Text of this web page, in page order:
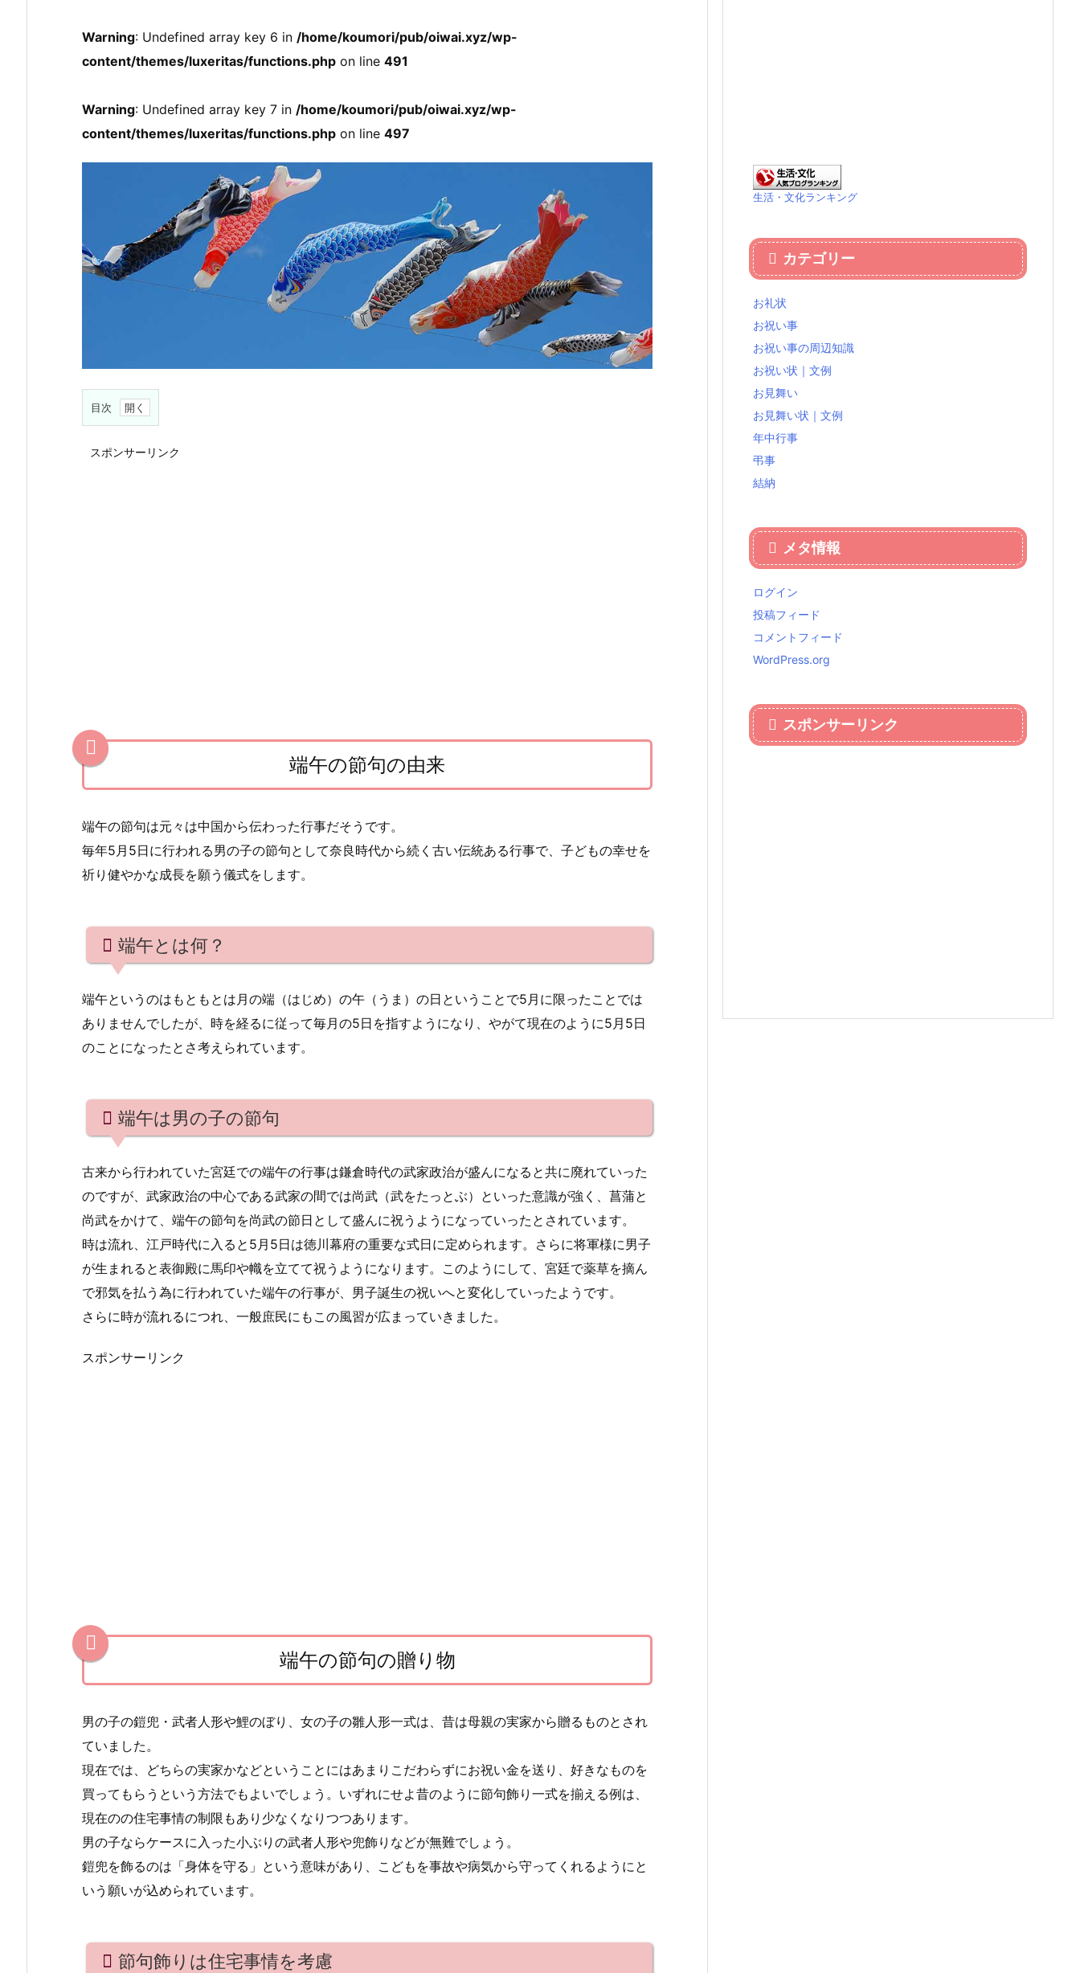
Warning: Undefined array key 6 in /home/koumori/pub/oiwai.xyz/wp-
content/themes/luxeritas/functions.php on line 491
Warning: Undefined array key 7 in /home/koumori/pub/oiwai.xyz/wp-
content/themes/luxeritas/functions.php on line 497
目次
1.
端
と
何？
1.
2.
端
男
の
の
端
午
の
節
句
の
贈
り
物
1.
現
金
や
商
品
券
を
贈
て
も
スポンサーリンク
端午の節句の由来
端午の節句は元々は中国から伝わった行事だそうです。
毎年5月5日に行われる男の子の節句として奈良時代から続く古い伝統ある行事で、 子どもの幸せを
祈り健やかな成長を願う儀式をします。
端午とは何？
端午というのはもともとは月の端（はじめ）の午（うま）の日ということで5月に限ったことでは
ありませんでしたが、時を経るに従って毎月の5日を指すようになり、やがて現在のように5月5日
のことになったとさ考えられています。
端午は男の子の節句
古来から行われていた宮廷での端午の行事は鎌倉時代の武家政治が盛んになると共に廃れていった
のですが、武家政治の中心である武家の間では尚武（武をたっとぶ）といった意識が強く、菖蒲と
尚武をかけて、端午の節句を尚武の節日として盛んに祝うようになっていったとされています。
時は流れ、江戸時代に入ると5月5日は徳川幕府の重要な式日に定められます。さらに将軍様に男子
が生まれると表御殿に馬印や幟を立てて祝うようになります。このようにして、宮廷で薬草を摘ん
で邪気を払う為に行われていた端午の行事が、男子誕生の祝いへと変化していったようです。
さらに時が流れるにつれ、一般庶民にもこの風習が広まっていきました。
スポンサーリンク
端午の節句の贈り物
男の子の鎧兜・武者人形や鯉のぼり、女の子の雛人形一式は、昔は母親の実家から贈るものとされ
ていました。
現在では、どちらの実家かなどということにはあまりこだわらずにお祝い金を送り、好きなものを
買ってもらうという方法でもよいでしょう。いずれにせよ昔のように節句飾り一式を揃える例は、
現在のの住宅事情の制限もあり少なくなりつつあります。
男の子ならケースに入った小ぶりの武者人形や兜飾りなどが無難でしょう。
鎧兜を飾るのは「身体を守る」という意味があり、こどもを事故や病気から守ってくれるようにと
いう願いが込められています。
節句飾りは住宅事情を考慮
生活・文化ランキング
カテゴリー
お礼状
お祝い事
お祝い事の周辺知識
お祝い状｜文例
お見舞い
お見舞い状｜文例
年中行事
弔事
結納
メタ情報
ログイン
投稿フィード
コメントフィード
WordPress.org
スポンサーリンク